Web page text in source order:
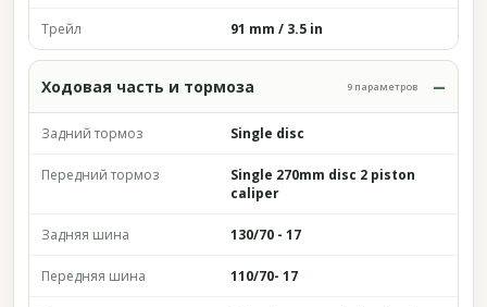
Трейл 91 mm / 3.5 in
Ходовая часть и тормоза 9 параметров
Задний тормоз Single disc
Передний тормоз
Single 270mm disc 2 piston
caliper
Задняя шина 130/70 - 17
Передняя шина 110/70- 17